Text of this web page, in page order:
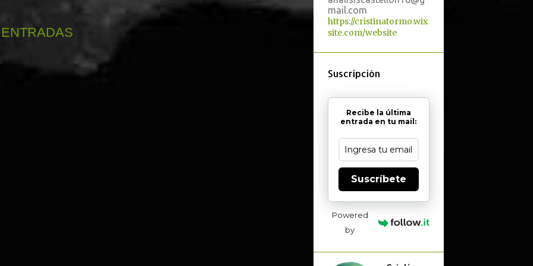
mail.com
https://cristinatormo.wix
site.com/website
Suscripción
Recibe la última
entrada en tu mail:
Suscríbete
Powered
by